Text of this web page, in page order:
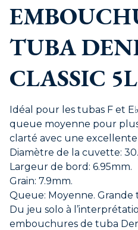
TUBA
CLASSIC 5L
Idéal pour les tubas F et
queue moyenne pour
clarté avec une
Diamètre de la cuvette:
Largeur de bord: 6.95mm.
Grain: 7.9mm.
Queue: Moyenne. Grande
Du jeu solo à
embouchures de tuba